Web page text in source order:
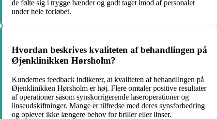
de følte sig i trygge hænder og godt taget imod af personalet
under hele forløbet.
Hvordan beskrives kvaliteten af behandlingen på
Øjenklinikken Hørsholm?
Kundernes feedback indikerer, at kvaliteten af behandlingen på
Øjenklinikken Hørsholm er høj. Flere omtaler positive resultater
af operationer såsom synskorrigerende laseroperationer og
linseudskiftninger. Mange er tilfredse med deres synsforbedring
og oplever ikke længere behov for briller eller linser.